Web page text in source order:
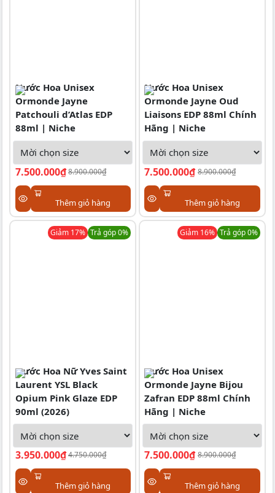
Nước Hoa Unisex
Ormonde Jayne
Patchouli d’Atlas EDP
88ml | Niche
7.500.000₫ 8.900.000₫
Thêm giỏ hàng
Nước Hoa Unisex
Ormonde Jayne Oud
Liaisons EDP 88ml Chính
Hãng | Niche
7.500.000₫ 8.900.000₫
Thêm giỏ hàng
Giảm 17% Trả góp 0%
Nước Hoa Nữ Yves Saint
Laurent YSL Black
Opium Pink Glaze EDP
90ml (2026)
3.950.000₫ 4.750.000₫
Thêm giỏ hàng
Giảm 16% Trả góp 0%
Nước Hoa Unisex
Ormonde Jayne Bijou
Zafran EDP 88ml Chính
Hãng | Niche
7.500.000₫ 8.900.000₫
Thêm giỏ hàng